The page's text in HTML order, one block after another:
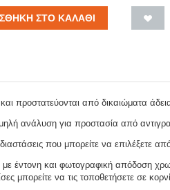
ΣΤΟ ΚΑΛΆΘΙ
προστατεύονται από δικαιώματα
ανάλυση για προστασία από
που μπορείτε να επιλέξετε
έντονη και φωτογραφική απόδοση
μπορείτε να τις τοποθετήσετε σε